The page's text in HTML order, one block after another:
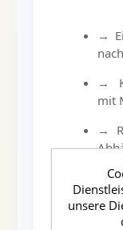
→
→
mit
→
→
unsere